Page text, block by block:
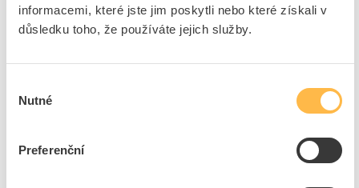
informacemi, které jste jim poskytli nebo které získali v
důsledku toho, že používáte jejich služby.
souhlasu
Nutné
Preferenční
Přidat k porovnání
304,51 Kč/ks